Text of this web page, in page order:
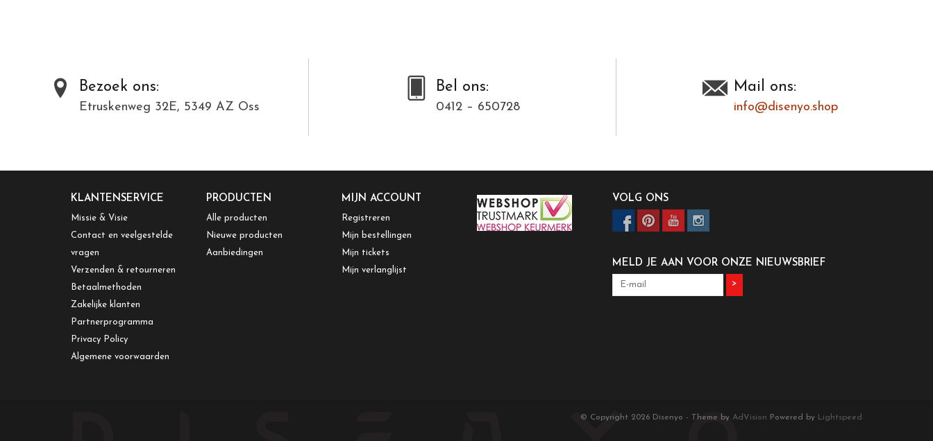
Bezoek ons:
Etruskenweg 32E, 5349 AZ Oss
Bel ons:
0412 – 650728
Mail ons:
info@disenyo.shop
KLANTENSERVICE
Missie & Visie
Contact en veelgestelde
vragen
Verzenden & retourneren
Betaalmethoden
Zakelijke klanten
Partnerprogramma
Privacy Policy
Algemene voorwaarden
PRODUCTEN
Alle producten
Nieuwe producten
Aanbiedingen
MIJN ACCOUNT
Registreren
Mijn bestellingen
Mijn tickets
Mijn verlanglijst
VOLG ONS
MELD JE AAN VOOR ONZE NIEUWSBRIEF
>
© Copyright 2026 Disenyo - Theme by AdVision Powered by Lightspeed